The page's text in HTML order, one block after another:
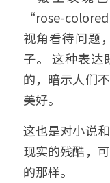
“rose-
视角看待问题
子。‌ 这种表达
的，暗示人们
美好。
这也是对小说
现实的残酷，
的那样。